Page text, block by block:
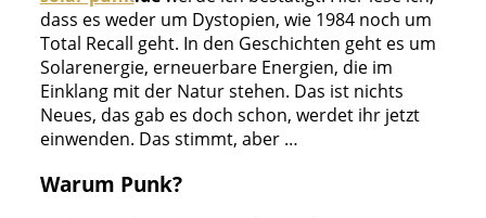
dass es weder um Dystopien, wie 1984 noch um
Total Recall geht. In den Geschichten geht es um
Solarenergie, erneuerbare Energien, die im
Einklang mit der Natur stehen. Das ist nichts
Neues, das gab es doch schon, werdet ihr jetzt
einwenden. Das stimmt, aber …
Warum Punk?